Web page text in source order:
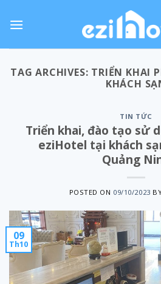
TAG ARCHIVES: TRIỂN KHAI
KHÁCH
TIN TỨC
Triển khai, đào tạo sử
eziHotel tại khách
Quảng
POSTED ON 09/10/2023
09
Th10